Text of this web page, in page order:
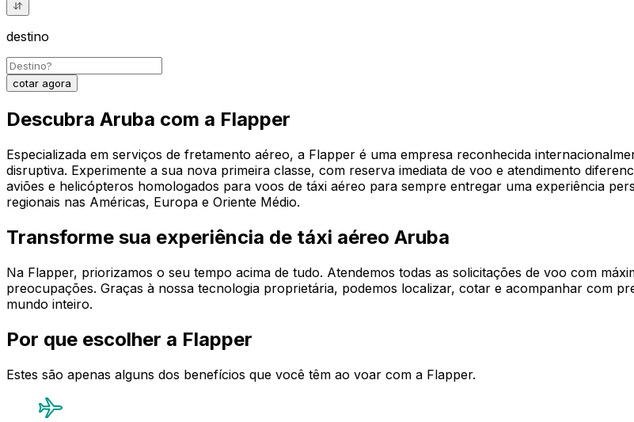
destino
cotar agora
Descubra Aruba com a Flapper
Especializada em serviços de fretamento aéreo, a Flapper é uma empresa reconhecida
disruptiva. Experimente a sua nova primeira classe, com reserva imediata de voo e atendimento
aviões e helicópteros homologados para voos de táxi aéreo para sempre entregar uma experiência
regionais nas Américas, Europa e Oriente Médio.
Transforme sua experiência de táxi aéreo Aruba
Na Flapper, priorizamos o seu tempo acima de tudo. Atendemos todas as solicitações de voo com
preocupações. Graças à nossa tecnologia proprietária, podemos localizar, cotar e acompanhar com
mundo inteiro.
Por que escolher a Flapper
Estes são apenas alguns dos benefícios que você têm ao voar com a Flapper.